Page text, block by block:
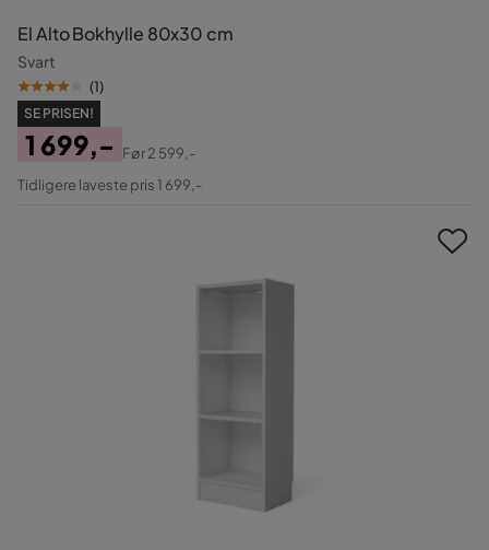
El Alto Bokhylle 80x30 cm
Svart
(1)
SE PRISEN!
Pris
1 699,-
Original
Før2 599,-
Tidligere laveste pris 1 699,-